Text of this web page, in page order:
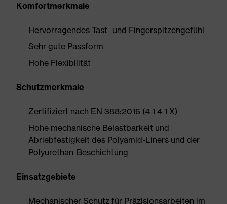
Komfortmerkmale
Hervorragendes Tast- und Fingerspitzengefühl
Sehr gute Passform
Hohe Flexibilität
Schutzmerkmale
Zertifiziert nach EN 388:2016 (4 1 4 1 X)
Hohe mechanische Belastbarkeit und
Abriebfestigkeit des Polyamid-Liners und der
Polyurethan-Beschichtung
Einsatzgebiete
Mechanischer Schutz für Präzisionsarbeiten im